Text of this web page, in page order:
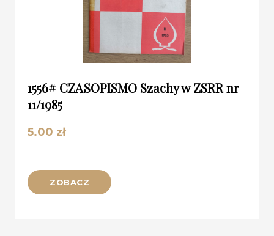
1556# CZASOPISMO Szachy w ZSRR nr
11/1985
5.00 zł
ZOBACZ